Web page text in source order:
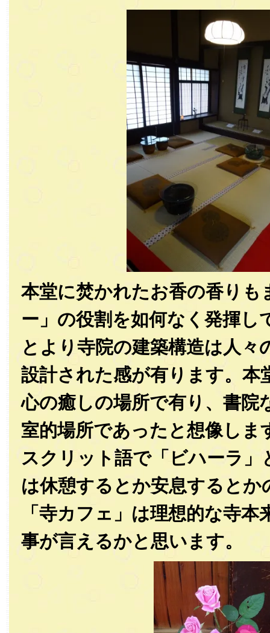
本堂に焚かれたお香の香りも
ー」の役割を如何なく発揮し
とより寺院の建築構造は人々
設計された感が有ります。本
心の癒しの場所で有り、書院
室的場所であったと想像しま
スクリット語で「ビハーラ」
は休憩するとか安息するとか
「寺カフェ」は理想的な寺
事が言えるかと思います。